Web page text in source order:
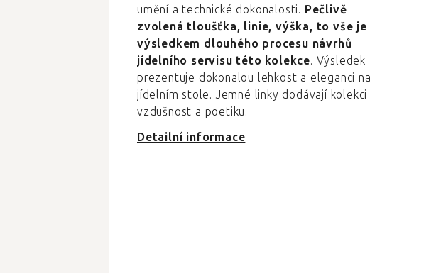
umění a technické dokonalosti. Pečlivě
zvolená tloušťka, linie, výška, to vše je
výsledkem dlouhého procesu návrhů
jídelního servisu této kolekce. Výsledek
prezentuje dokonalou lehkost a eleganci na
jídelním stole. Jemné linky dodávají kolekci
vzdušnost a poetiku.
Detailní informace